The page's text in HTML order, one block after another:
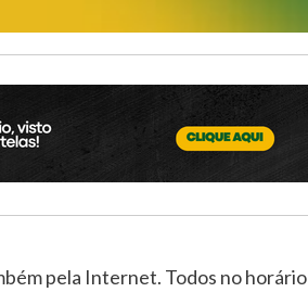
pela Internet. Todos no horário